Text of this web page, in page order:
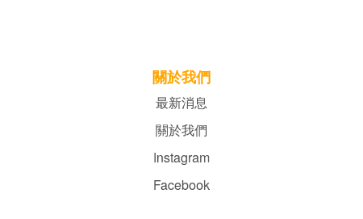
關於我們
最新消息
關於我們
Instagram
Facebook